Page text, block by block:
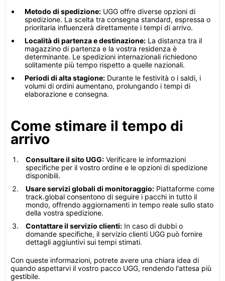
Metodo di spedizione: UGG offre diverse opzioni di
spedizione. La scelta tra consegna standard, espressa o
prioritaria influenzerà direttamente i tempi di arrivo.
Località di partenza e destinazione: La distanza tra il
magazzino di partenza e la vostra residenza è
determinante. Le spedizioni internazionali richiedono
solitamente più tempo rispetto a quelle nazionali.
Periodi di alta stagione: Durante le festività o i saldi, i
volumi di ordini aumentano, prolungando i tempi di
elaborazione e consegna.
Come stimare il tempo di
arrivo
Consultare il sito UGG: Verificare le informazioni
specifiche per il vostro ordine e le opzioni di spedizione
disponibili.
Usare servizi globali di monitoraggio: Piattaforme come
track.global consentono di seguire i pacchi in tutto il
mondo, offrendo aggiornamenti in tempo reale sullo stato
della vostra spedizione.
Contattare il servizio clienti: In caso di dubbi o
domande specifiche, il servizio clienti UGG può fornire
dettagli aggiuntivi sui tempi stimati.
Con queste informazioni, potrete avere una chiara idea di
quando aspettarvi il vostro pacco UGG, rendendo l'attesa più
gestibile.